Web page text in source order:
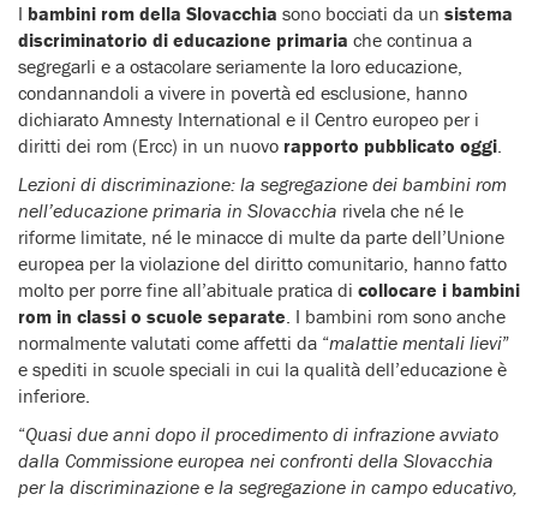
I bambini rom della Slovacchia sono bocciati da un sistema
discriminatorio di educazione primaria che continua a
segregarli e a ostacolare seriamente la loro educazione,
condannandoli a vivere in povertà ed esclusione, hanno
dichiarato Amnesty International e il Centro europeo per i
diritti dei rom (Ercc) in un nuovo rapporto pubblicato oggi.
Lezioni di discriminazione: la segregazione dei bambini rom
nell’educazione primaria in Slovacchia rivela che né le
riforme limitate, né le minacce di multe da parte dell’Unione
europea per la violazione del diritto comunitario, hanno fatto
molto per porre fine all’abituale pratica di collocare i bambini
rom in classi o scuole separate. I bambini rom sono anche
normalmente valutati come affetti da “malattie mentali lievi”
e spediti in scuole speciali in cui la qualità dell’educazione è
inferiore.
“Quasi due anni dopo il procedimento di infrazione avviato
dalla Commissione europea nei confronti della Slovacchia
per la discriminazione e la segregazione in campo educativo,